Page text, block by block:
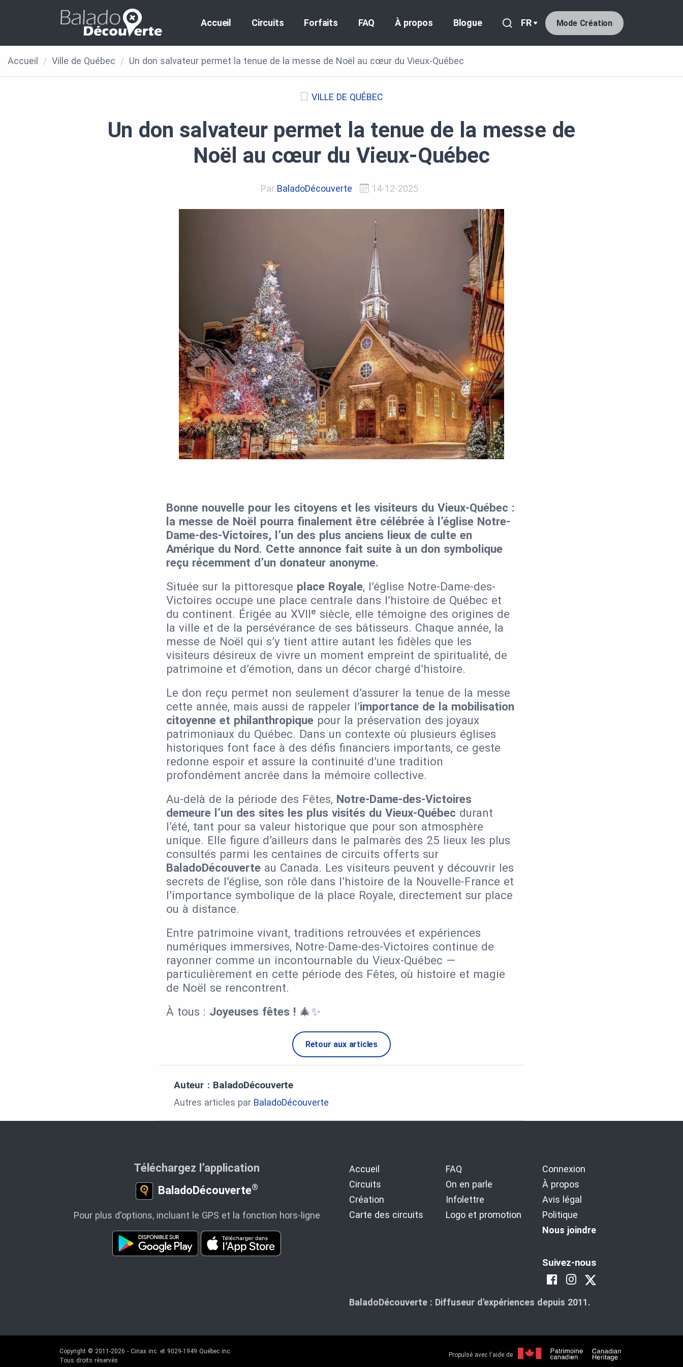
Accueil Circuits Forfaits FAQ À propos Blogue FR Mode Création
Accueil / Ville de Québec / Un don salvateur permet la tenue de la messe de Noël au cœur du Vieux-Québec
VILLE DE QUÉBEC
Un don salvateur permet la tenue de la messe de
Noël au cœur du Vieux-Québec
Par BaladoDécouverte 14-12-2025
Bonne nouvelle pour les citoyens et les visiteurs du Vieux-Québec :
la messe de Noël pourra finalement être célébrée à l’église Notre-
Dame-des-Victoires, l’un des plus anciens lieux de culte en
Amérique du Nord. Cette annonce fait suite à un don symbolique
reçu récemment d’un donateur anonyme.
Située sur la pittoresque place Royale, l’église Notre-Dame-des-
Victoires occupe une place centrale dans l’histoire de Québec et
du continent. Érigée au XVIIᵉ siècle, elle témoigne des origines de
la ville et de la persévérance de ses bâtisseurs. Chaque année, la
messe de Noël qui s’y tient attire autant les fidèles que les
visiteurs désireux de vivre un moment empreint de spiritualité, de
patrimoine et d’émotion, dans un décor chargé d’histoire.
Le don reçu permet non seulement d’assurer la tenue de la messe
cette année, mais aussi de rappeler l’importance de la mobilisation
citoyenne et philanthropique pour la préservation des joyaux
patrimoniaux du Québec. Dans un contexte où plusieurs églises
historiques font face à des défis financiers importants, ce geste
redonne espoir et assure la continuité d’une tradition
profondément ancrée dans la mémoire collective.
Au-delà de la période des Fêtes, Notre-Dame-des-Victoires
demeure l’un des sites les plus visités du Vieux-Québec durant
l’été, tant pour sa valeur historique que pour son atmosphère
unique. Elle figure d’ailleurs dans le palmarès des 25 lieux les plus
consultés parmi les centaines de circuits offerts sur
BaladoDécouverte au Canada. Les visiteurs peuvent y découvrir les
secrets de l’église, son rôle dans l’histoire de la Nouvelle-France et
l’importance symbolique de la place Royale, directement sur place
ou à distance.
Entre patrimoine vivant, traditions retrouvées et expériences
numériques immersives, Notre-Dame-des-Victoires continue de
rayonner comme un incontournable du Vieux-Québec —
particulièrement en cette période des Fêtes, où histoire et magie
de Noël se rencontrent.
À tous : Joyeuses fêtes ! 🎄✨
Retour aux articles
Auteur : BaladoDécouverte
Autres articles par BaladoDécouverte
Téléchargez l’application
BaladoDécouverte®
Pour plus d'options, incluant le GPS et la fonction hors‑ligne
Accueil
Circuits
Création
Carte des circuits
FAQ
On en parle
Infolettre
Logo et promotion
Connexion
À propos
Avis légal
Politique
Nous joindre
Suivez-nous
BaladoDécouverte : Diffuseur d'expériences depuis 2011.
Copyright © 2011-2026 - Cinax inc. et 9029-1949 Québec inc.
Tous droits réservés
Propulsé avec l'aide de